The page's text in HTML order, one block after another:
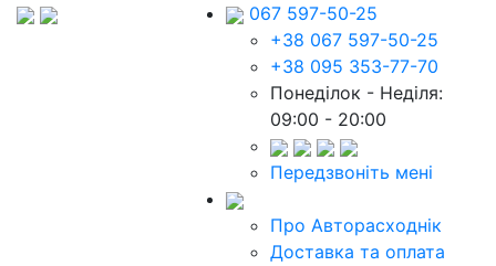
067 597-50-25
+38 067 597-50-25
+38 095 353-77-70
Понеділок - Неділя:
09:00 - 20:00
Передзвоніть мені
Про Авторасходнік
Доставка та оплата